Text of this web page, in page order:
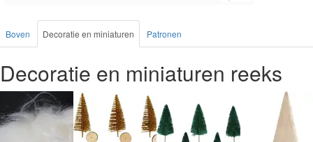
Boven Decoratie en miniaturen Patronen
Decoratie en miniaturen reeks